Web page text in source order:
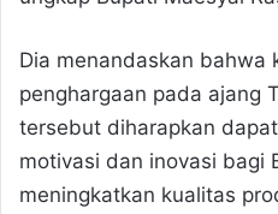
Dia menandaskan bahwa
penghargaan pada ajang
tersebut diharapkan
motivasi dan inovasi bagi
meningkatkan kualitas